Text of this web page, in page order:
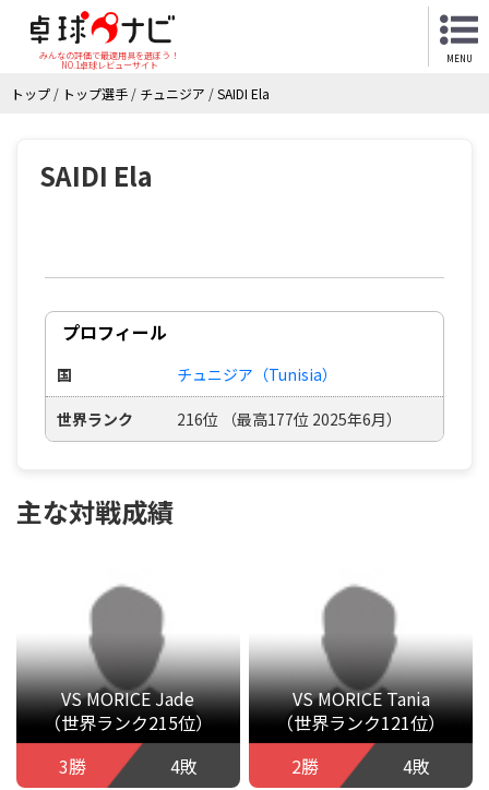
みんなの評価で最適用具を選ぼう！
NO.1卓球レビューサイト
MENU
トップ / トップ選手 / チュニジア /SAIDI Ela
SAIDI Ela
プロフィール
国 チュニジア（Tunisia）
世界ランク 216位 （最高177位 2025年6月）
主な対戦成績
VS MORICE Jade
（世界ランク215位）
3勝
4敗
VS MORICE Tania
（世界ランク121位）
2勝
4敗